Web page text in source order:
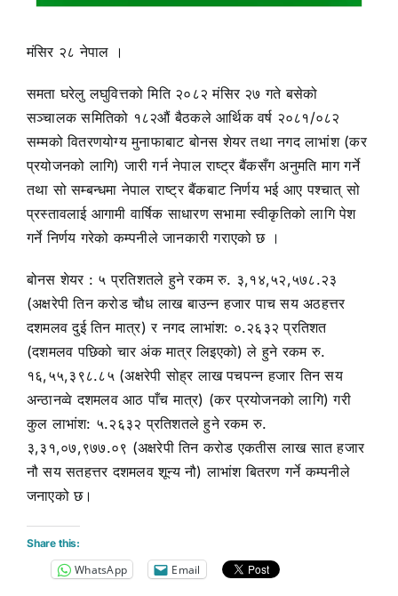
मंसिर २८ नेपाल ।
समता घरेलु लघुवित्तको मिति २०८२ मंसिर २७ गते बसेको
सञ्चालक समितिको १८२औं बैठकले आर्थिक वर्ष २०८१/०८२
सम्मको वितरणयोग्य मुनाफाबाट बोनस शेयर तथा नगद लाभांश (कर
प्रयोजनको लागि) जारी गर्न नेपाल राष्ट्र बैंकसँग अनुमति माग गर्ने
तथा सो सम्बन्धमा नेपाल राष्ट्र बैंकबाट निर्णय भई आए पश्चात् सो
प्रस्तावलाई आगामी वार्षिक साधारण सभामा स्वीकृतिको लागि पेश
गर्ने निर्णय गरेको कम्पनीले जानकारी गराएको छ ।
बोनस शेयर : ५ प्रतिशतले हुने रकम रु. ३,१४,५२,५७८.२३
(अक्षरेपी तिन करोड चौध लाख बाउन्न हजार पाच सय अठहत्तर
दशमलव दुई तिन मात्र) र नगद लाभांश: ०.२६३२ प्रतिशत
(दशमलव पछिको चार अंक मात्र लिइए‌को) ले हुने रकम रु.
१६,५५,३९८.८५ (अक्षरेपी सोह्र लाख पचपन्न हजार तिन सय
अन्ठानव्वे दशमलव आठ पाँच मात्र) (कर प्रयोजनको लागि) गरी
कुल लाभांश: ५.२६३२ प्रतिशतले हुने रकम रु.
३,३१,०७,९७७.०९ (अक्षरेपी तिन करोड एकतीस लाख सात हजार
नौ सय सतहत्तर दशमलव शून्य नौ) लाभांश बितरण गर्ने कम्पनीले
जनाएको छ।
Share this:
WhatsApp Email